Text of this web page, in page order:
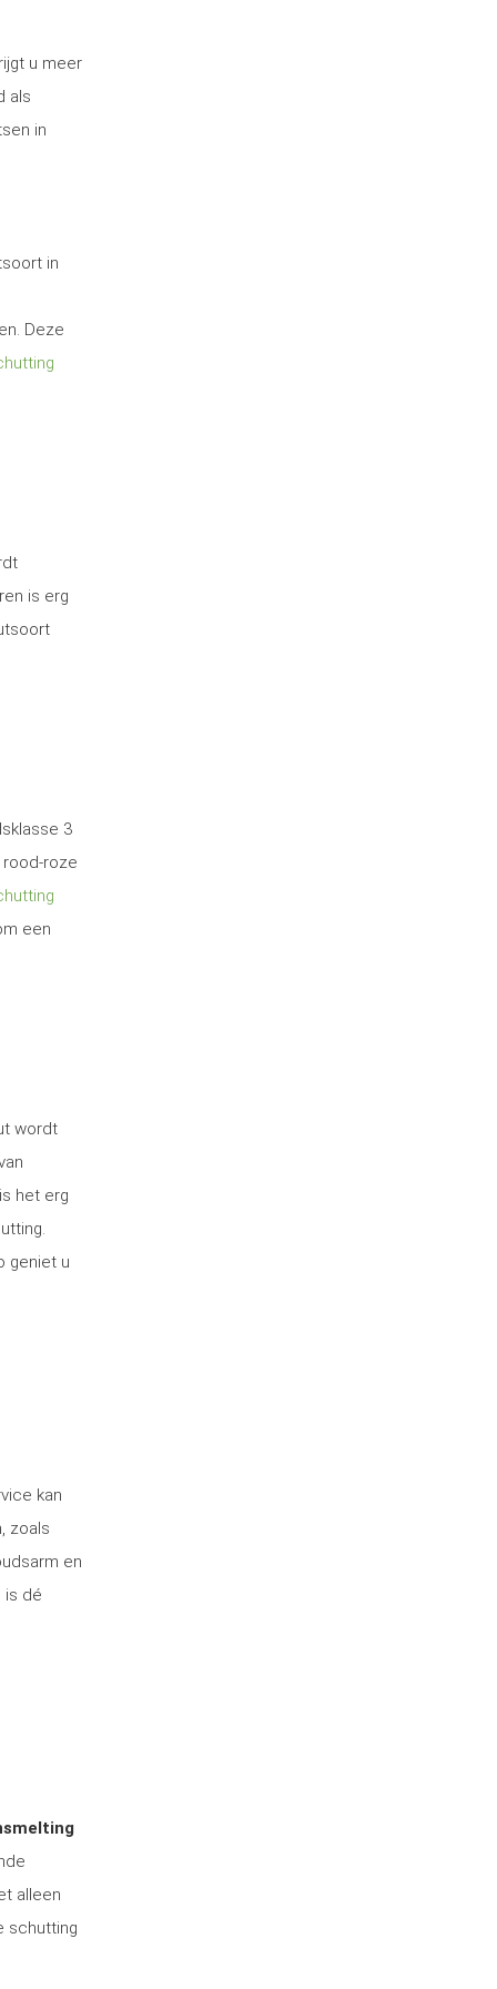
u meer
als
in
in
Deze
is erg
3
roze
een
wordt
het erg
geniet u
kan
zoals
en
is dé
alleen
schutting